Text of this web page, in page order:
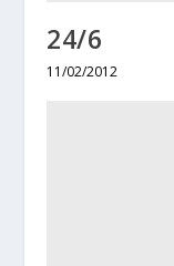
24/6
11/02/2012